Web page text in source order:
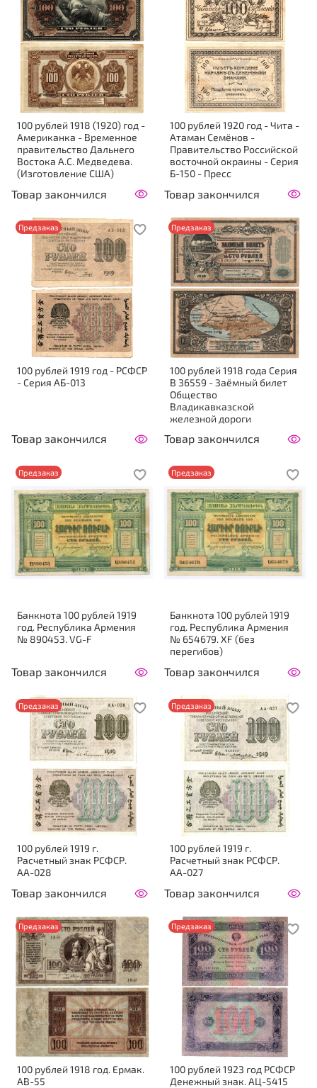
100 рублей 1918 (1920) год -
Американка - Временное
правительство Дальнего
Востока А.С. Медведева.
(Изготовление США)
Товар закончился
100 рублей 1920 год - Чита -
Атаман Семёнов -
Правительство Российской
восточной окраины - Серия
Б-150 - Пресс
Товар закончился
Предзаказ
100 рублей 1919 год - РСФСР
- Серия АБ-013
Товар закончился
Предзаказ
100 рублей 1918 года Серия
В 36559 - Заёмный билет
Общество
Владикавказской
железной дороги
Товар закончился
Предзаказ
Банкнота 100 рублей 1919
год. Республика Армения
№ 890453. VG-F
Товар закончился
Предзаказ
Банкнота 100 рублей 1919
год. Республика Армения
№ 654679. XF (без
перегибов)
Товар закончился
Предзаказ
100 рублей 1919 г.
Расчетный знак РСФСР.
АА-028
Товар закончился
Предзаказ
100 рублей 1919 г.
Расчетный знак РСФСР.
АА-027
Товар закончился
Предзаказ
100 рублей 1918 год. Ермак.
АВ-55
Предзаказ
100 рублей 1923 год РСФСР
Денежный знак. АЦ-5415